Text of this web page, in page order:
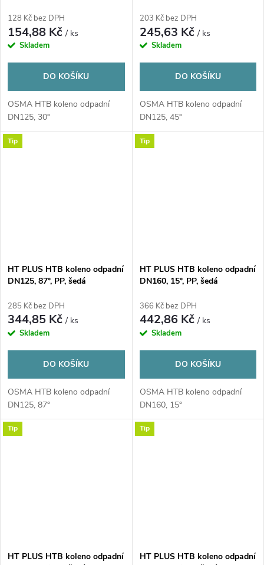
128 Kč bez DPH
154,88 Kč/ ks
Skladem
DO KOŠÍKU
OSMA HTB koleno odpadní
DN125, 30°
203 Kč bez DPH
245,63 Kč/ ks
Skladem
DO KOŠÍKU
OSMA HTB koleno odpadní
DN125, 45°
Tip
HT PLUS HTB koleno odpadní
DN125, 87°, PP, šedá
285 Kč bez DPH
344,85 Kč/ ks
Skladem
DO KOŠÍKU
OSMA HTB koleno odpadní
DN125, 87°
Tip
HT PLUS HTB koleno odpadní
DN160, 15°, PP, šedá
366 Kč bez DPH
442,86 Kč/ ks
Skladem
DO KOŠÍKU
OSMA HTB koleno odpadní
DN160, 15°
Tip
HT PLUS HTB koleno odpadní
Tip
HT PLUS HTB koleno odpadní